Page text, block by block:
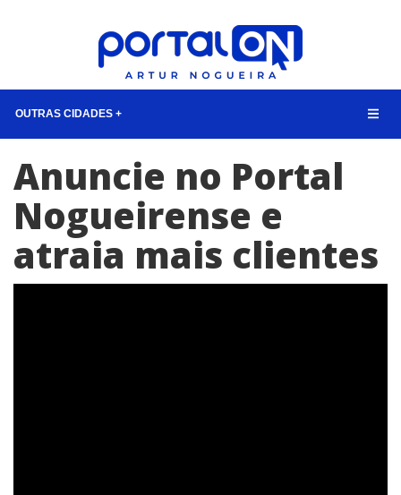
OUTRAS CIDADES +
NOTÍCIAS
LISTA DIGITAL
TELEFONES ÚTEIS
QUEM SOMOS
Anuncie no Portal
Nogueirense e
atraia mais clientes